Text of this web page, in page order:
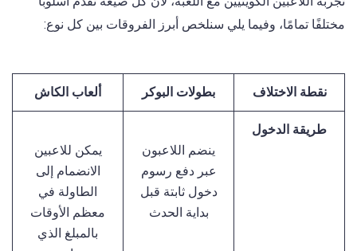
مختلفًا تمامًا، وفيما يلي سنلخص أبرز الفروقات بين كل نوع:
نقطة الاختلاف بطولات البوكر ألعاب الكاش
طريقة الدخول
ينضم اللاعبون
عبر دفع رسوم
دخول ثابتة قبل
بداية الحدث
يمكن للاعبين
الانضمام إلى
الطاولة في
معظم الأوقات
بالمبلغ الذي